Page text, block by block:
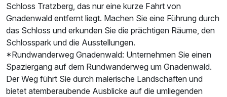
Schloss Tratzberg, das nur eine kurze Fahrt von
Gnadenwald entfernt liegt. Machen Sie eine Führung durch
das Schloss und erkunden Sie die prächtigen Räume, den
Schlosspark und die Ausstellungen.
*Rundwanderweg Gnadenwald: Unternehmen Sie einen
Spaziergang auf dem Rundwanderweg um Gnadenwald.
Der Weg führt Sie durch malerische Landschaften und
bietet atemberaubende Ausblicke auf die umliegenden